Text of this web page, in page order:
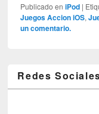
Publicado en iPod |
Juegos Accion iOS,
un comentario.
Redes